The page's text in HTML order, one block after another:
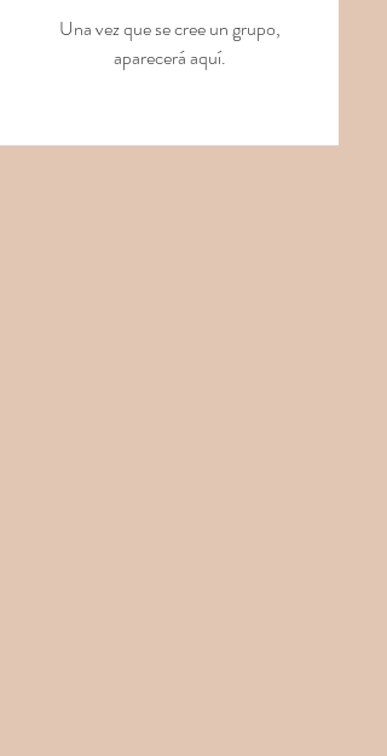
Una vez que se cree un grupo,
aparecerá aquí.